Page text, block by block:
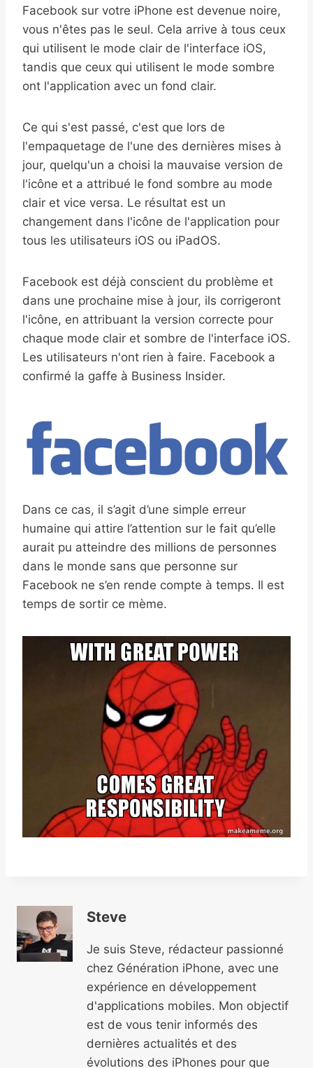
Facebook sur votre iPhone est devenue noire,
vous n'êtes pas le seul. Cela arrive à tous ceux
qui utilisent le mode clair de l'interface iOS,
tandis que ceux qui utilisent le mode sombre
ont l'application avec un fond clair.
Ce qui s'est passé, c'est que lors de
l'empaquetage de l'une des dernières mises à
jour, quelqu'un a choisi la mauvaise version de
l'icône et a attribué le fond sombre au mode
clair et vice versa. Le résultat est un
changement dans l'icône de l'application pour
tous les utilisateurs iOS ou iPadOS.
Facebook est déjà conscient du problème et
dans une prochaine mise à jour, ils corrigeront
l'icône, en attribuant la version correcte pour
chaque mode clair et sombre de l'interface iOS.
Les utilisateurs n'ont rien à faire. Facebook a
confirmé la gaffe à Business Insider.
Dans ce cas, il s’agit d’une simple erreur
humaine qui attire l’attention sur le fait qu’elle
aurait pu atteindre des millions de personnes
dans le monde sans que personne sur
Facebook ne s’en rende compte à temps. Il est
temps de sortir ce mème.
Steve
Je suis Steve, rédacteur passionné
chez Génération iPhone, avec une
expérience en développement
d'applications mobiles. Mon objectif
est de vous tenir informés des
dernières actualités et des
évolutions des iPhones pour que